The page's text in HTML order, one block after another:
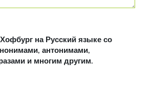
на Русский языке со
антонимами,
и многим другим.